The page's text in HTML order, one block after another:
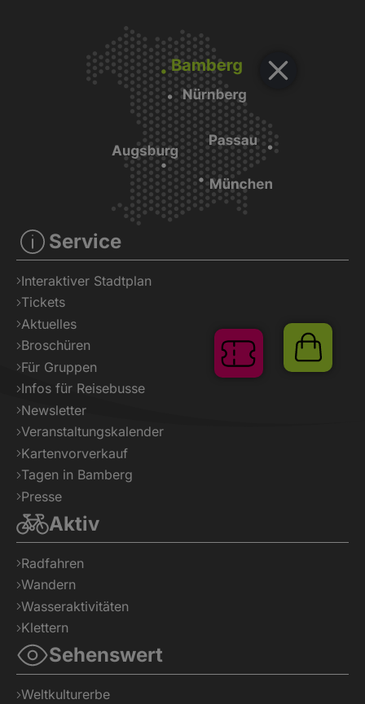
Service
Interaktiver Stadtplan
Tickets
Aktuelles
Broschüren
Für Gruppen
Infos für Reisebusse
Newsletter
Veranstaltungskalender
Kartenvorverkauf
Tagen in Bamberg
Presse
Aktiv
Radfahren
Wandern
Wasseraktivitäten
Klettern
Sehenswert
Weltkulturerbe